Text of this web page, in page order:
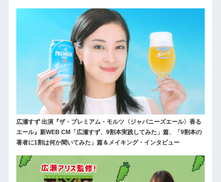
広瀬すず 出演『ザ・プレミアム・モルツ〈ジャパニーズエール〉香る
エール』新WEB CM「広瀬すず、9割本実践してみた」篇、「9割本の
著者に1割は何か聞いてみた」篇＆メイキング・インタビュー